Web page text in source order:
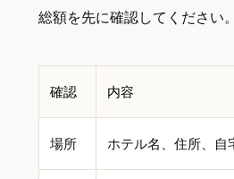
総額を先に確認してください
確認 内容
場所 ホテル名、住所、自